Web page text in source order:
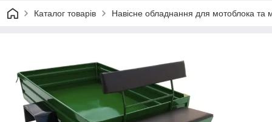
Каталог товарів Навісне обладнання для мотоблока та